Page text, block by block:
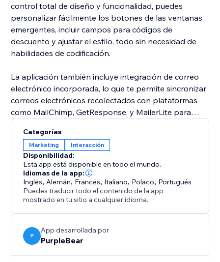
control total de diseño y funcionalidad, puedes
personalizar fácilmente los botones de las ventanas
emergentes, incluir campos para códigos de
descuento y ajustar el estilo, todo sin necesidad de
habilidades de codificación.
La aplicación también incluye integración de correo
electrónico incorporada, lo que te permite sincronizar
correos electrónicos recolectados con plataformas
como MailChimp, GetResponse, y MailerLite para
para móviles y equipada con disparadores
personalizables, la aplicación garantiza una
visualización suave de las ventanas emergentes en
todos los dispositivos, creando una experiencia fluida
y atractiva que maximiza las interacciones con los
clientes.
Categorías
Marketing Interacción
Disponibilidad:
Esta app está disponible en todo el mundo.
Idiomas de la app:
Inglés, Alemán, Francés, Italiano, Polaco, Portugués
Puedes traducir todo el contenido de la app
mostrado en tu sitio a cualquier idioma.
P
App desarrollada por
PurpleBear